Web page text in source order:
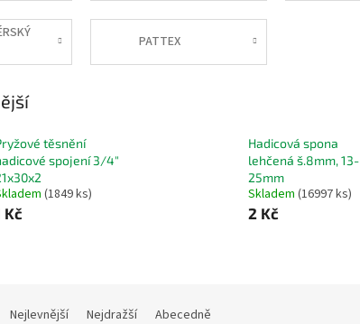
PATTEX
těsnění
spojení 3/4"
(1849 ks)
Kč
Hadicová spona
lehčená š.8mm, 13-
25mm
Skladem (16997 ks)
2 Kč
Nejlevnější Nejdražší Abecedně